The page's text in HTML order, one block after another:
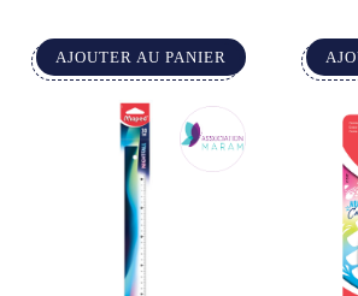
AJOUTER AU PANIER